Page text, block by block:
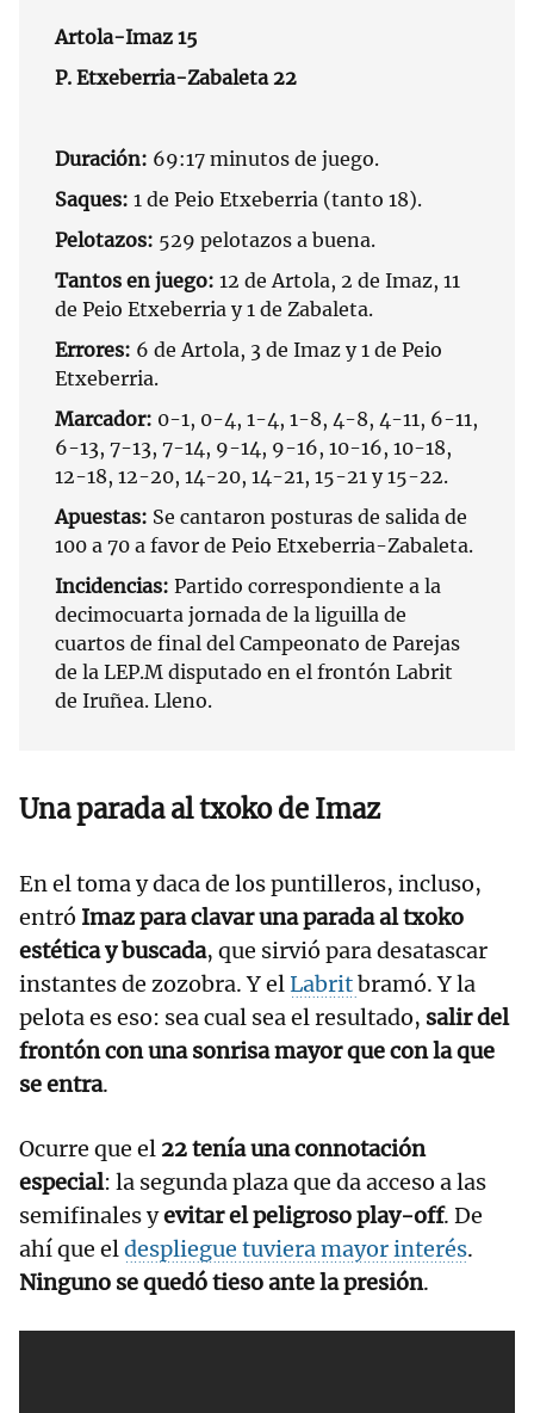
Artola-Imaz 15
P. Etxeberria-Zabaleta 22
Duración: 69:17 minutos de juego.
Saques: 1 de Peio Etxeberria (tanto 18).
Pelotazos: 529 pelotazos a buena.
Tantos en juego: 12 de Artola, 2 de Imaz, 11
de Peio Etxeberria y 1 de Zabaleta.
Errores: 6 de Artola, 3 de Imaz y 1 de Peio
Etxeberria.
Marcador: 0-1, 0-4, 1-4, 1-8, 4-8, 4-11, 6-11,
6-13, 7-13, 7-14, 9-14, 9-16, 10-16, 10-18,
12-18, 12-20, 14-20, 14-21, 15-21 y 15-22.
Apuestas: Se cantaron posturas de salida de
100 a 70 a favor de Peio Etxeberria-Zabaleta.
Incidencias: Partido correspondiente a la
decimocuarta jornada de la liguilla de
cuartos de final del Campeonato de Parejas
de la LEP.M disputado en el frontón Labrit
de Iruñea. Lleno.
Una parada al txoko de Imaz
En el toma y daca de los puntilleros, incluso,
entró Imaz para clavar una parada al txoko
estética y buscada, que sirvió para desatascar
instantes de zozobra. Y elLabritbramó. Y la
pelota es eso: sea cual sea el resultado, salir del
frontón con una sonrisa mayor que con la que
se entra.
Ocurre que el 22 tenía una connotación
especial: la segunda plaza que da acceso a las
semifinales yevitar el peligroso play-off. De
ahí que eldespliegue tuviera mayor interés.
Ninguno se quedó tieso ante la presión.